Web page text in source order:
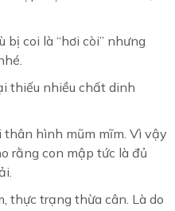
bị coi là “hơi còi” nhưng
thiếu nhiều chất dinh
thân hình mũm mĩm. Vì vậy
rằng con mập tức là đủ
thực trạng thừa cân. Là do